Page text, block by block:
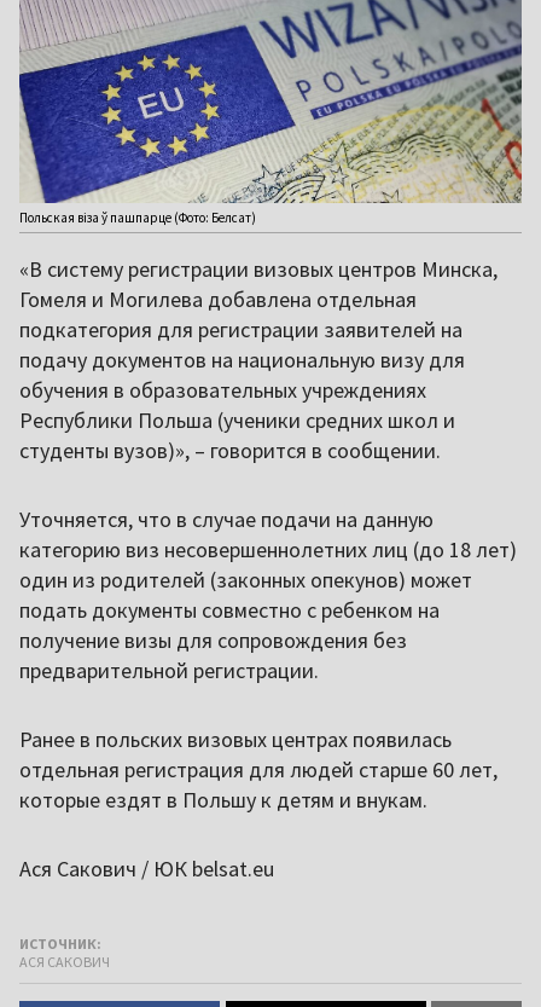
Польская віза ў пашпарце (Фото: Белсат)
«В систему регистрации визовых центров Минска,
Гомеля и Могилева добавлена отдельная
подкатегория для регистрации заявителей на
подачу документов на национальную визу для
обучения в образовательных учреждениях
Республики Польша (ученики средних школ и
студенты вузов)», – говорится в сообщении.
Уточняется, что в случае подачи на данную
категорию виз несовершеннолетних лиц (до 18 лет)
один из родителей (законных опекунов) может
подать документы совместно с ребенком на
получение визы для сопровождения без
предварительной регистрации.
Ранее в польских визовых центрах появилась
отдельная регистрация для людей старше 60 лет,
которые ездят в Польшу к детям и внукам.
Ася Сакович / ЮК belsat.eu
ИСТОЧНИК:
АСЯ САКОВИЧ